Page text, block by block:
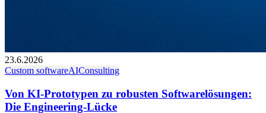
23.6.2026
Custom softwareAIConsulting
Von KI-Prototypen zu robusten Softwarelösungen:
Die Engineering-Lücke